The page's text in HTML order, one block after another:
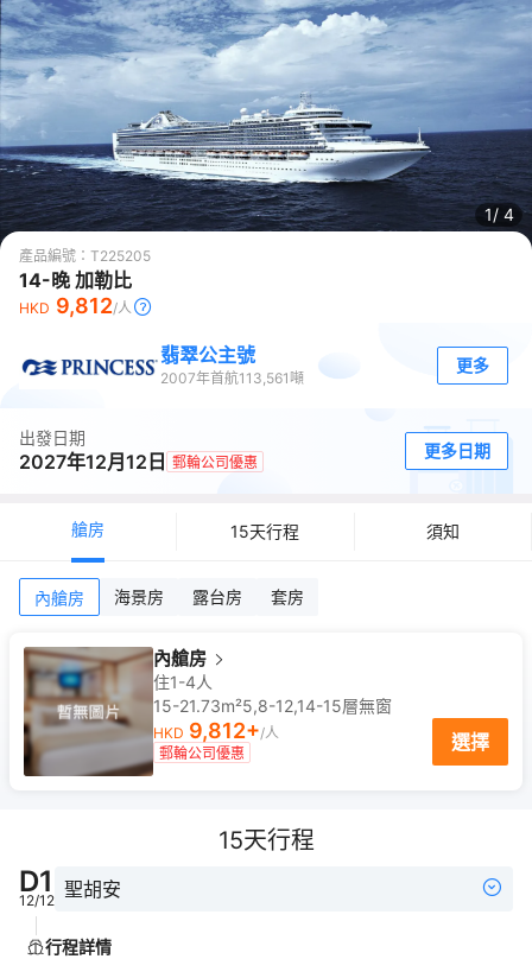
1/ 4
產品編號： T225205
14-晚 加勒比
HKD 9,812/人
翡翠公主號
2007年首航113,561 噸
更多
出發日期
2027年12月12日 郵輪公司優惠
更多日期
艙房 15天行程 須知
內艙房 海景房 露台房 套房
內艙房
住1-4人
15-21.73m²5,8-12,14-15層無窗
HKD 9,812+/人
郵輪公司優惠
選擇
15天行程
D1
12/12 聖胡安
行程詳情